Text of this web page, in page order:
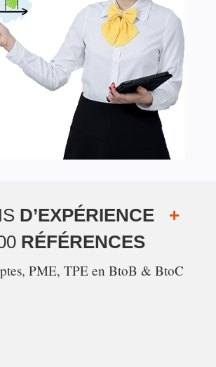
D’EXPÉRIENCE
+
RÉFÉRENCES
PME, TPE en BtoB & BtoC